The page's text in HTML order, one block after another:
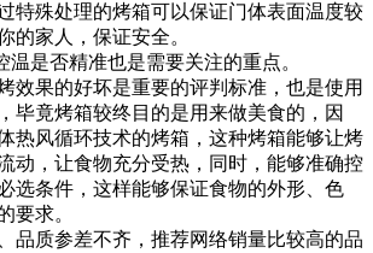
特殊处理的烤箱可以保证门体表面温度较
的家人，保证安全。
温是否精准也是需要关注的重点。
效果的好坏是重要的评判标准，也是使用
毕竟烤箱较终目的是用来做美食的，因
热风循环技术的烤箱，这种烤箱能够让烤
动，让食物充分受热，同时，能够准确控
选条件，这样能够保证食物的外形、色
要求。
品质参差不齐，推荐网络销量比较高的品